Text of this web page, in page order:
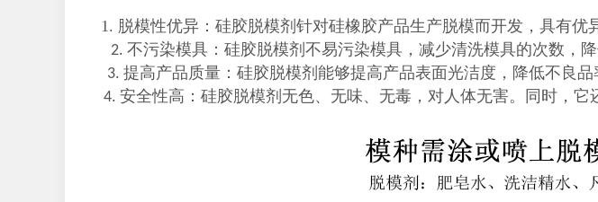
1. 脱模性优异：硅胶脱模剂针对硅橡胶产品生产脱模而开发，具有优
2. 不污染模具：硅胶脱模剂不易污染模具，减少清洗模具的次数，降
3. 提高产品质量：硅胶脱模剂能够提高产品表面光洁度，降低不良品
4. 安全性高：硅胶脱模剂无色、无味、无毒，对人体无害。同时，它